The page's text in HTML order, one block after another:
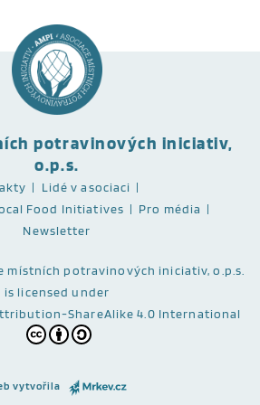
potravinových iniciativ,
o.p.s.
Lidé v asociaci
Food Initiatives
Pro média
Newsletter
místních potravinových iniciativ, o.p.s.
is licensed under
ShareAlike 4.0 International
vytvořila